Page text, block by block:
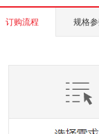
订购流程 规格